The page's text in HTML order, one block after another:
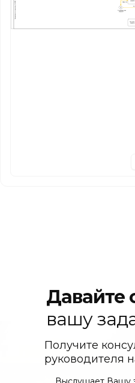
Экспертиза по существу (ФИПС) Основания для
запроса?
запроса
Решение
заявки
Имеются
Не
Давайте
вашу
Получите
руководителя